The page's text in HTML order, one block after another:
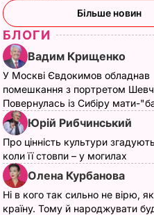
Більше новин
БЛОГИ
Вадим Крищенко
У Москві Євдокимов обладнав
помешкання з портретом
Повернулась із Сибіру мати-
Юрій Рибчинський
Про цінність культури
коли її стовпи – у могилах
Олена Курбанова
Ні в кого так сильно не вірю,
країну. Тому й народжувати